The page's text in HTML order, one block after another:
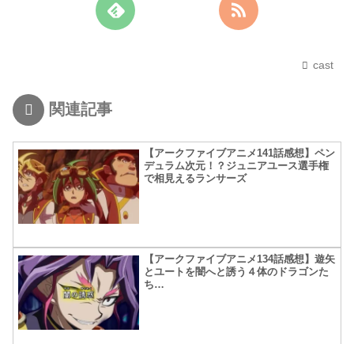
cast
関連記事
【アークファイブアニメ141話感想】ペン
デュラム次元！？ジュニアユース選手権
で相見えるランサーズ
【アークファイブアニメ134話感想】遊矢
とユートを闇へと誘う４体のドラゴンた
ち…